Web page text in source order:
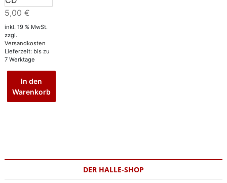
5,00 €
inkl. 19 % MwSt.
zzgl.
Versandkosten
Lieferzeit: bis zu
7 Werktage
In den
Warenkorb
DER HALLE-SHOP